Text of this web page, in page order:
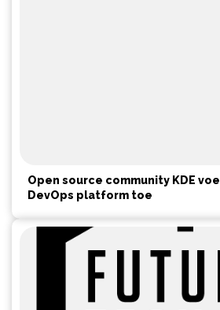
Open source community KDE
DevOps platform toe